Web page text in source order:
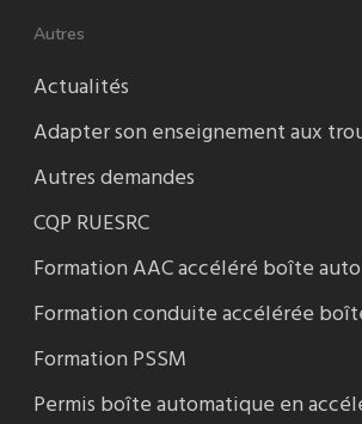
Autres
Actualités
Adapter son enseignement aux
Autres demandes
CQP RUESRC
Formation AAC accéléré boîte
Formation conduite accélérée
Formation PSSM
Permis boîte automatique en